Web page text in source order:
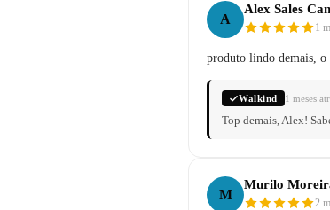
A
Alex Sales
1
produto lindo demais, o
Walkind 1 meses
Top demais, Alex!
M
Murilo
2